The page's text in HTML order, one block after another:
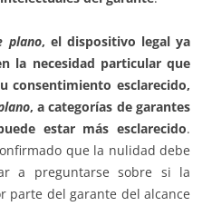
plano, el dispositivo legal ya
la necesidad particular que
consentimiento esclarecido,
, a categorías de garantes
estar más esclarecido.
que la nulidad debe
a preguntarse sobre si la
parte del garante del alcance